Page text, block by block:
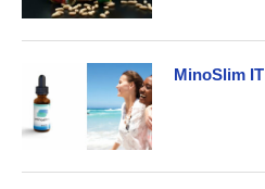
MinoSlim IT